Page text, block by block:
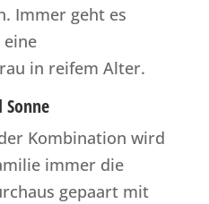
Immer geht es
eine
in reifem Alter.
Kombination wird
immer die
gepaart mit